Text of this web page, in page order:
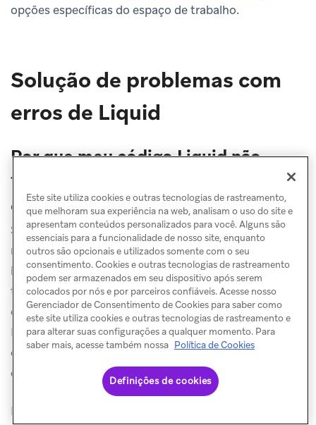
opções específicas do espaço de trabalho.
Solução de problemas com
erros de Liquid
Por que meu código Liquid não
funciona mesmo parecendo
correto?
Se o seu código Liquid parece sintaticamente correto,
mas não está funcionando, verifique se há aspas
inteligentes (aspas curvas como ' ' ou " " ) e
travessões inteligentes (travessões longos como
em vez de aspas retas (
' ' ou " " ) e hifens (
). O
Liquid reconhece apenas caracteres ASCII retos,
então aspas e travessões inteligentes causarão erros
de análise.
Isso acontece frequentemente quando a
Este site utiliza cookies e outras tecnologias de rastreamento,
que melhoram sua experiência na web, analisam o uso do site e
apresentam conteúdos personalizados para você. Alguns são
essenciais para a funcionalidade de nosso site, enquanto
outros são opcionais e utilizados somente com o seu
consentimento. Cookies e outras tecnologias de rastreamento
podem ser armazenados em seu dispositivo após serem
colocados por nós e por parceiros confiáveis. Acesse nosso
Gerenciador de Consentimento de Cookies para saber como
este site utiliza cookies e outras tecnologias de rastreamento e
para alterar suas configurações a qualquer momento. Para
saber mais, acesse também nossa Política de Cookies
Definições de cookies